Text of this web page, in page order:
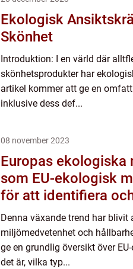
Ekologisk
Skönhet
Introduktion: I en värld där
skönhetsprodukter har
artikel kommer att ge en
inklusive dess def...
08 november 2023
Europas ekologiska
som EU-ekologisk
för att identifiera
och
Denna växande trend har
miljömedvetenhet och
ge en grundlig översikt över
det är, vilka typ...